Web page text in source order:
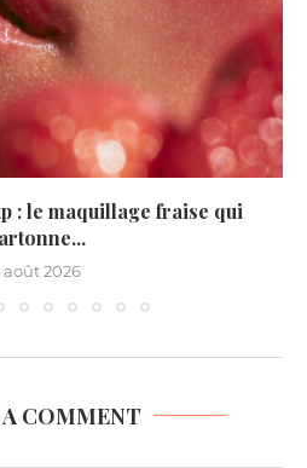
: le maquillage fraise qui
août 2026
A COMMENT